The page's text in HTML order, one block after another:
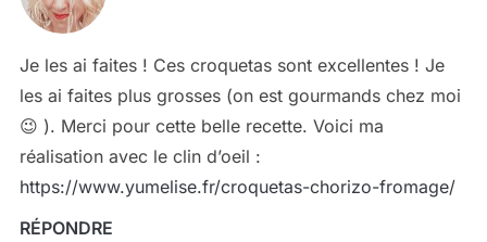
Je les ai faites ! Ces croquetas sont excellentes ! Je
les ai faites plus grosses (on est gourmands chez moi
😉 ). Merci pour cette belle recette. Voici ma
réalisation avec le clin d’oeil :
https://www.yumelise.fr/croquetas-chorizo-fromage/
RÉPONDRE